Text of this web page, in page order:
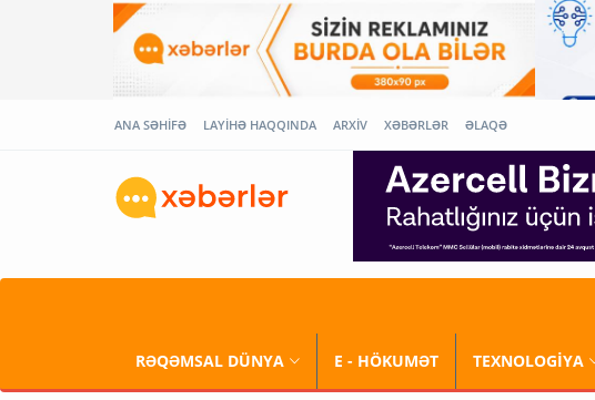
ANA SƏHİFƏ LAYİHƏ HAQQINDA ARXİV XƏBƏRLƏR ƏLAQƏ
RƏQƏMSAL DÜNYA E - HÖKUMƏT TEXNOLOGİYA